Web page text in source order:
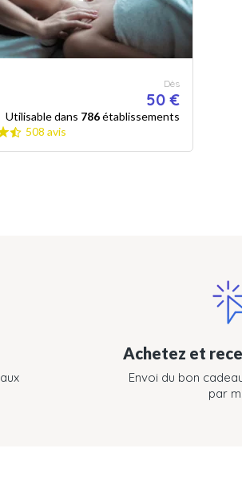
Dès
50 €
Utilisable dans 786établissements
508 avis
Achetez et
Envoi du bon
par